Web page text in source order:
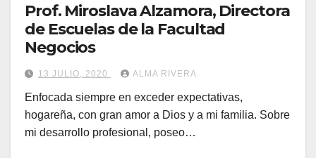
Prof. Miroslava Alzamora, Directora
de Escuelas de la Facultad
Negocios
13 JULIO, 2020 ALMA RIVERA
Enfocada siempre en exceder expectativas,
hogareña, con gran amor a Dios y a mi familia. Sobre
mi desarrollo profesional, poseo…